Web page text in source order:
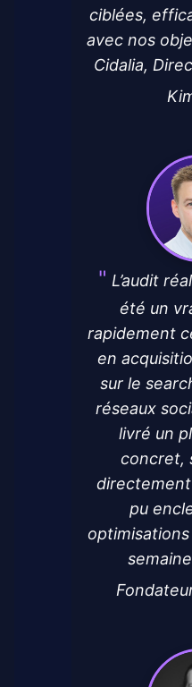
ciblées,
avec nos
Cidalia,
L’audit
été un
rapidement
en
sur le
réseaux
livré un
concret,
directement
pu